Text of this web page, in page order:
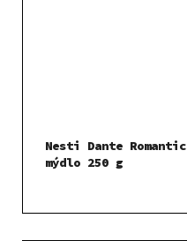
Nesti Dante
mýdlo 250 g